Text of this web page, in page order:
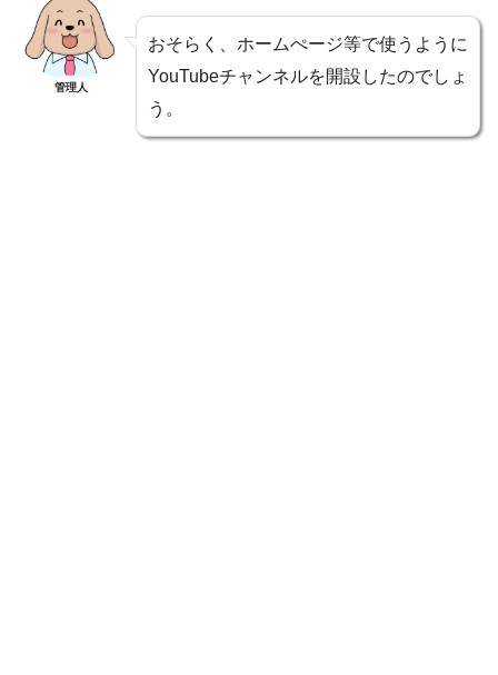
管理人
おそらく、ホームぺージ等で使うように
YouTubeチャンネルを開設したのでしょ
う。